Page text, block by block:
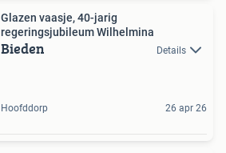
Glazen vaasje, 40-jarig
regeringsjubileum Wilhelmina
Bieden Details
Hoofddorp 26 apr 26